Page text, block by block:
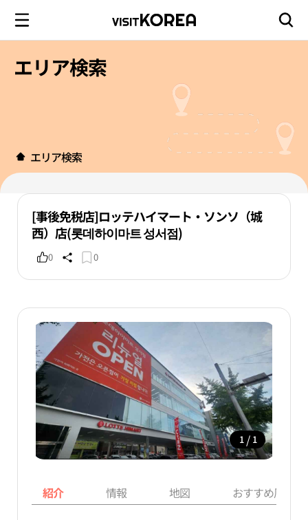
エリア検索
エリア検索
[事後免税店]ロッテハイマート・ソンソ（城
西）店(롯데하이마트 성서점)
0 0
1 / 1
紹介 情報 地図 おすすめ周辺